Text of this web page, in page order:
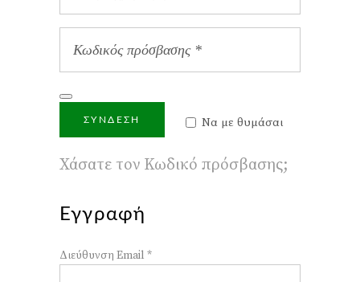
Να με θυμάσαι
ΣΎΝΔΕΣΗ
Χάσατε τον Κωδικό πρόσβασης;
Εγγραφή
Διεύθυνση Email *